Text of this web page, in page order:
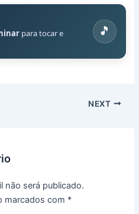
para tocar e
🎵
NEXT
não será publicado.
marcados com *